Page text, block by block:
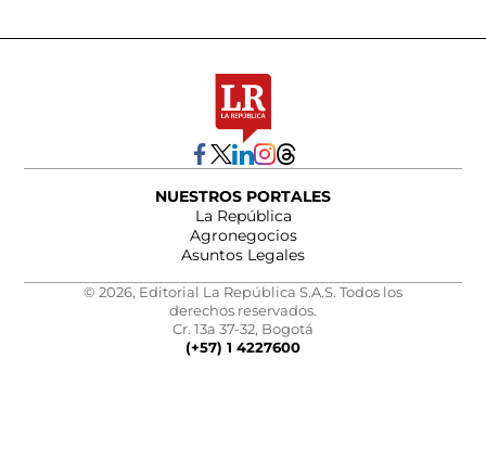
NUESTROS PORTALES
La República
Agronegocios
Asuntos Legales
© 2026, Editorial La República S.A.S. Todos los
derechos reservados.
Cr. 13a 37-32, Bogotá
(+57) 1 4227600